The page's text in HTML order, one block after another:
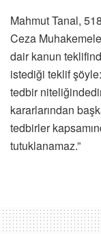
Mahmut Tanal,
Ceza
dair kanun
istediği teklif
tedbir
kararlarından
tedbirler
tutuklanamaz.”